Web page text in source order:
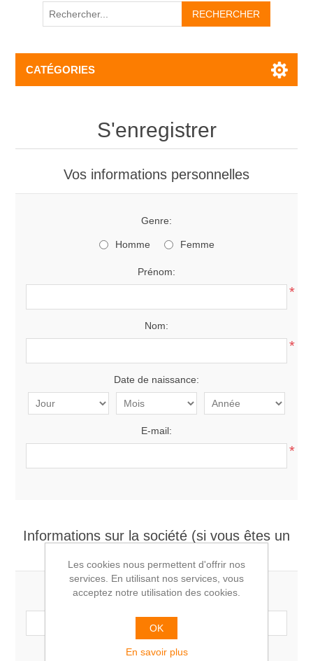
CATÉGORIES
S'enregistrer
Vos informations personnelles
Genre:
Homme Femme
Prénom:
*
Nom:
*
Date de naissance:
E-mail:
*
Informations sur la société (si vous êtes un
Société:
Numéro de TVA:
Les cookies nous permettent d'offrir nos
services. En utilisant nos services, vous
acceptez notre utilisation des cookies.
OK
En savoir plus